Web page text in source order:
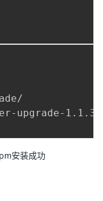
upgrade-1.1.3-
安装成功